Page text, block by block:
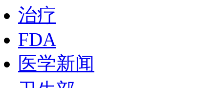
治疗
FDA
医学新闻